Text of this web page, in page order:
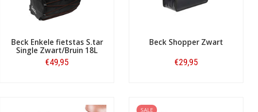
Beck Enkele fietstas S.tar
Single Zwart/Bruin 18L
€49,95
Beck Shopper Zwart
€29,95
SALE